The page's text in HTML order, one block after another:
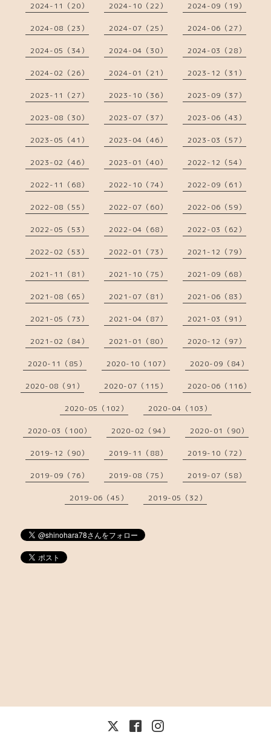
2024-11（20） 2024-10（22） 2024-09（19）
2024-08（23） 2024-07（25） 2024-06（27）
2024-05（34） 2024-04（30） 2024-03（28）
2024-02（26） 2024-01（21） 2023-12（31）
2023-11（27） 2023-10（36） 2023-09（37）
2023-08（30） 2023-07（37） 2023-06（43）
2023-05（41） 2023-04（46） 2023-03（57）
2023-02（46） 2023-01（40） 2022-12（54）
2022-11（68） 2022-10（74） 2022-09（61）
2022-08（55） 2022-07（60） 2022-06（59）
2022-05（53） 2022-04（68） 2022-03（62）
2022-02（53） 2022-01（73） 2021-12（79）
2021-11（81） 2021-10（75） 2021-09（68）
2021-08（65） 2021-07（81） 2021-06（83）
2021-05（73） 2021-04（87） 2021-03（91）
2021-02（84） 2021-01（80） 2020-12（97）
2020-11（85） 2020-10（107） 2020-09（84）
2020-08（91） 2020-07（115） 2020-06（116）
2020-05（102） 2020-04（103）
2020-03（100） 2020-02（94） 2020-01（90）
2019-12（90） 2019-11（88） 2019-10（72）
2019-09（76） 2019-08（75） 2019-07（58）
2019-06（45） 2019-05（32）